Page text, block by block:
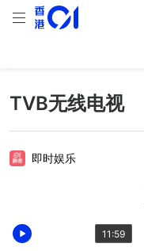
TVB无线电视
11:59
即时娱乐